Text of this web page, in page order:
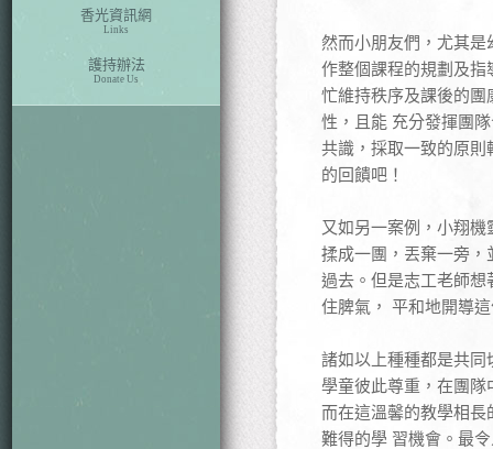
香光資訊網
Links
護持辦法
Donate Us
然而小朋友們，尤其
作整個課程的規劃及
忙維持秩序及課後的
性，且能 充分發揮團
共識，採取一致的原
的回饋吧！
又如另一案例，小翔
揉成一團，丟棄一旁
過去。但是志工老師
住脾氣， 平和地開導
諸如以上種種都是共
學童彼此尊重，在團
而在這溫馨的教學相
難得的學 習機會。最